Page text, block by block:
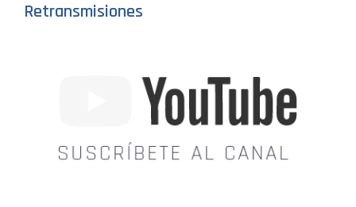
Retransmisiones